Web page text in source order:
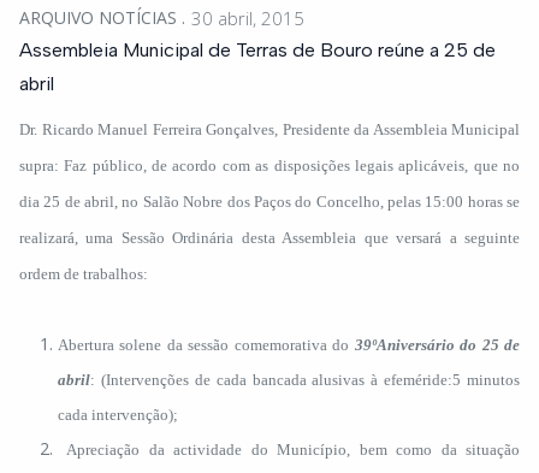
ARQUIVO NOTÍCIAS 30 abril, 2015
Assembleia Municipal de Terras de Bouro reúne a 25 de
abril
Dr. Ricardo Manuel Ferreira Gonçalves, Presidente da Assembleia Municipal
supra: Faz público, de acordo com as disposições legais aplicáveis, que no
dia 25 de abril, no Salão Nobre dos Paços do Concelho, pelas 15:00 horas se
realizará, uma Sessão Ordinária desta Assembleia que versará a seguinte
ordem de trabalhos:
Abertura solene da sessão comemorativa do 39ºAniversário do 25 de
abril: (Intervenções de cada bancada alusivas à efeméride:5 minutos
cada intervenção);
Apreciação da actividade do Município, bem como da situação